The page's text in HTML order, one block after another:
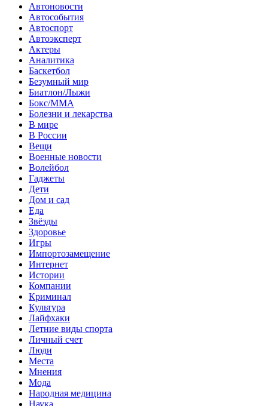
Автоновости
Автособытия
Автоспорт
Автоэксперт
Актеры
Аналитика
Баскетбол
Безумный мир
Биатлон/Лыжи
Бокс/MMA
Болезни и лекарства
В мире
В России
Вещи
Военные новости
Волейбол
Гаджеты
Дети
Дом и сад
Еда
Звёзды
Здоровье
Игры
Импортозамещение
Интернет
Истории
Компании
Криминал
Культура
Лайфхаки
Летние виды спорта
Личный счет
Люди
Места
Мнения
Мода
Народная медицина
Наука